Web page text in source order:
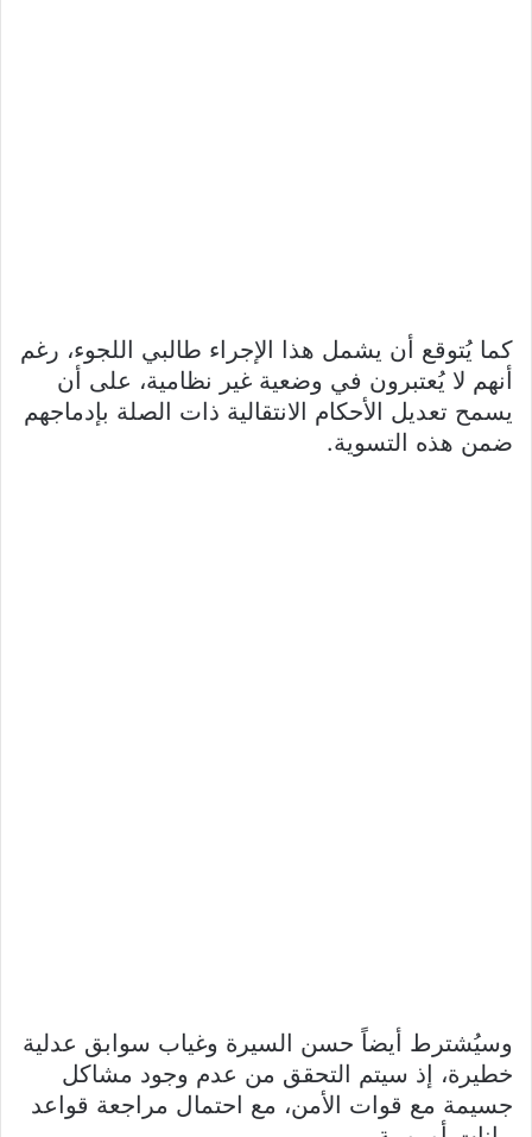
كما يُتوقع أن يشمل هذا الإجراء طالبي اللجوء، رغم
أنهم لا يُعتبرون في وضعية غير نظامية، على أن
يسمح تعديل الأحكام الانتقالية ذات الصلة بإدماجهم
ضمن هذه التسوية.
وسيُشترط أيضاً حسن السيرة وغياب سوابق عدلية
خطيرة، إذ سيتم التحقق من عدم وجود مشاكل
جسيمة مع قوات الأمن، مع احتمال مراجعة قواعد